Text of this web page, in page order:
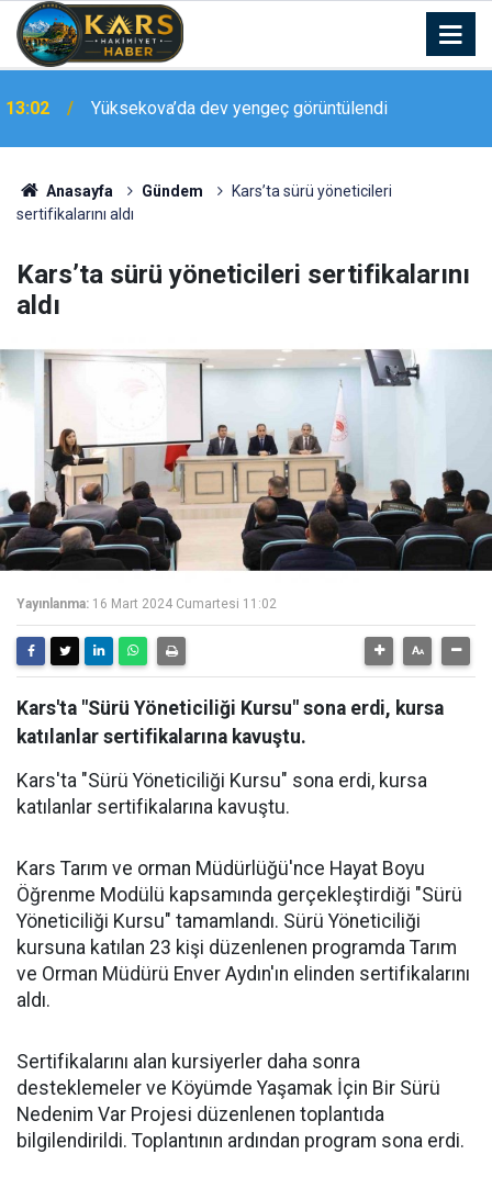
12:54
gösterisi
Anasayfa Gündem
Kars’ta sürü yöneticileri
sertifikalarını aldı
Kars’ta sürü yöneticileri sertifikalarını
aldı
Yayınlanma: 16 Mart 2024 Cumartesi 11:02
Kars'ta "Sürü Yöneticiliği Kursu" sona erdi, kursa
katılanlar sertifikalarına kavuştu.
Kars'ta "Sürü Yöneticiliği Kursu" sona erdi, kursa
katılanlar sertifikalarına kavuştu.
Kars Tarım ve orman Müdürlüğü'nce Hayat Boyu
Öğrenme Modülü kapsamında gerçekleştirdiği "Sürü
Yöneticiliği Kursu" tamamlandı. Sürü Yöneticiliği
kursuna katılan 23 kişi düzenlenen programda Tarım
ve Orman Müdürü Enver Aydın'ın elinden sertifikalarını
aldı.
Sertifikalarını alan kursiyerler daha sonra
desteklemeler ve Köyümde Yaşamak İçin Bir Sürü
Nedenim Var Projesi düzenlenen toplantıda
bilgilendirildi. Toplantının ardından program sona erdi.